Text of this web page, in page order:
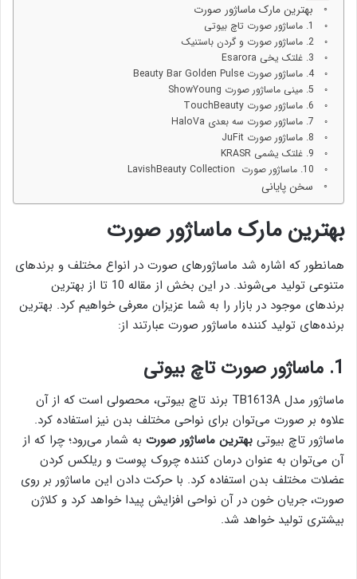
بهترین مارک ماساژور صورت
1. ماساژور صورت تاچ بیوتی
2. ماساژور صورت و گردن باستنیک
3. غلتک یخی Esarora
4. ماساژور صورت Beauty Bar Golden Pulse
5. مینی ماساژور صورت ShowYoung
6. ماساژور صورت TouchBeauty
7. ماساژور صورت سه بعدی HaloVa
8. ماساژور صورت JuFit
9. غلتک یشمی KRASR
10. ماساژور صورت LavishBeauty Collection
سخن پایانی
بهترین مارک ماساژور صورت
همانطور که اشاره شد ماساژور‌های صورت در انواع مختلف و برند‌های
متنوعی تولید می‌شوند. در این بخش از مقاله 10 تا از بهترین
برند‌های موجود در بازار را به شما عزیزان معرفی خواهیم کرد. بهترین
برنده‌های تولید کننده ماساژور‌ صورت عبارتند از:
1. ماساژور صورت تاچ بیوتی
ماساژور مدل TB1613A برند تاچ بیوتی، محصولی است که از آن
علاوه بر صورت می‌توان برای نواحی مختلف بدن نیز استفاده کرد.
ماساژور تاچ بیوتی بهترین ماساژور صورت به شمار می‌رود؛ چرا که از
آن می‌توان به عنوان درمان کننده چروک پوست و ریلکس کردن
عضلات مختلف بدن استفاده کرد. با حرکت دادن این ماساژور بر روی
صورت، جریان خون در آن نواحی افزایش پیدا خواهد کرد و کلاژن
بیشتری تولید خواهد شد.